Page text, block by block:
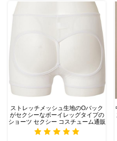
ストレッチメッシュ生地のOバック
がセクシーなボーイレッグタイプの
ショーツ セクシー コスチューム通販